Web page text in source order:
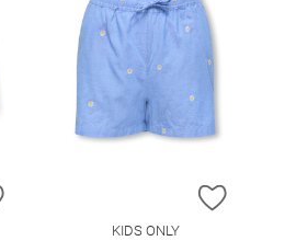
ZUR WUNSCHLISTE HINZUFÜGEN
ZUR
KIDS ONLY